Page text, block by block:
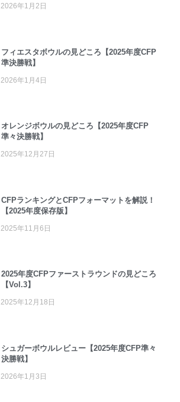
2026年1月2日
フィエスタボウルの見どころ【2025年度CFP
準決勝戦】
2026年1月4日
オレンジボウルの見どころ【2025年度CFP
準々決勝戦】
2025年12月27日
CFPランキングとCFPフォーマットを解説！
【2025年度保存版】
2025年11月6日
2025年度CFPファーストラウンドの見どころ
【Vol.3】
2025年12月18日
シュガーボウルレビュー【2025年度CFP準々
決勝戦】
2026年1月3日